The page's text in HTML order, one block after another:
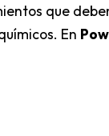
que
En